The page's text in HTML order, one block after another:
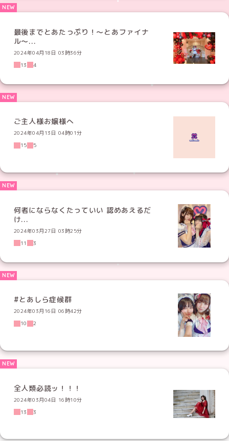
最後までとあたっぷり！〜とあファイナ
ル〜...
2024年04月18日 03時36分
13
4
ご主人様お嬢様へ
2024年04月13日 04時01分
15
5
何者にならなくたっていい 認めあえるだ
け...
2024年03月27日 03時25分
11
3
#とあしら症候群
2024年03月16日 06時42分
10
2
全人類必読ッ！！！
2024年03月04日 16時10分
13
3